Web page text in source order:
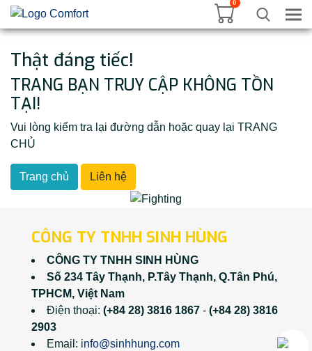
0
Thật đáng tiếc!
TRANG BẠN TRUY CẬP KHÔNG TỒN
TẠI!
Vui lòng kiểm tra lại đường dẫn hoặc quay lại TRANG
CHỦ
Trang chủ Liên hệ
CÔNG TY TNHH SINH HÙNG
CÔNG TY TNHH SINH HÙNG
Số 234 Tây Thạnh, P.Tây Thạnh, Q.Tân Phú,
TPHCM, Việt Nam
Điện thoại: (+84 28) 3816 1867 - (+84 28) 3816
2903
Email: info@sinhhung.com